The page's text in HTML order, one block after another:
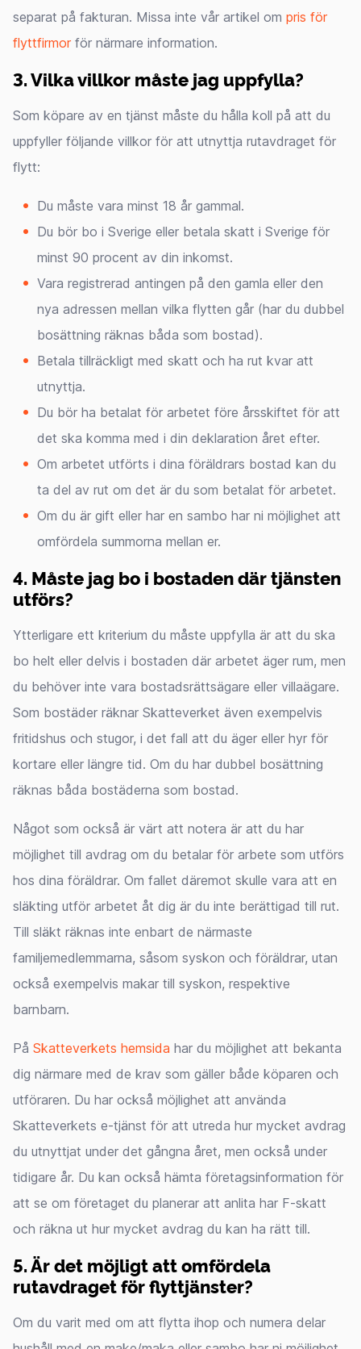
separat på fakturan. Missa inte vår artikel om pris för
flyttfirmorför närmare information.
3. Vilka villkor måste jag uppfylla?
Som köpare av en tjänst måste du hålla koll på att du
uppfyller följande villkor för att utnyttja rutavdraget för
flytt:
Du måste vara minst 18 år gammal.
Du bör bo i Sverige eller betala skatt i Sverige för
minst 90 procent av din inkomst.
Vara registrerad antingen på den gamla eller den
nya adressen mellan vilka flytten går (har du dubbel
bosättning räknas båda som bostad).
Betala tillräckligt med skatt och ha rut kvar att
utnyttja.
Du bör ha betalat för arbetet före årsskiftet för att
det ska komma med i din deklaration året efter.
Om arbetet utförts i dina föräldrars bostad kan du
ta del av rut om det är du som betalat för arbetet.
Om du är gift eller har en sambo har ni möjlighet att
omfördela summorna mellan er.
4. Måste jag bo i bostaden där tjänsten
utförs?
Ytterligare ett kriterium du måste uppfylla är att du ska
bo helt eller delvis i bostaden där arbetet äger rum, men
du behöver inte vara bostadsrättsägare eller villaägare.
Som bostäder räknar Skatteverket även exempelvis
fritidshus och stugor, i det fall att du äger eller hyr för
kortare eller längre tid. Om du har dubbel bosättning
räknas båda bostäderna som bostad.
Något som också är värt att notera är att du har
möjlighet till avdrag om du betalar för arbete som utförs
hos dina föräldrar. Om fallet däremot skulle vara att en
släkting utför arbetet åt dig är du inte berättigad till rut.
Till släkt räknas inte enbart de närmaste
familjemedlemmarna, såsom syskon och föräldrar, utan
också exempelvis makar till syskon, respektive
barnbarn.
På Skatteverkets hemsida har du möjlighet att bekanta
dig närmare med de krav som gäller både köparen och
utföraren. Du har också möjlighet att använda
Skatteverkets e-tjänst för att utreda hur mycket avdrag
du utnyttjat under det gångna året, men också under
tidigare år. Du kan också hämta företagsinformation för
att se om företaget du planerar att anlita har F-skatt
och räkna ut hur mycket avdrag du kan ha rätt till.
5. Är det möjligt att omfördela
rutavdraget för flyttjänster?
Om du varit med om att flytta ihop och numera delar